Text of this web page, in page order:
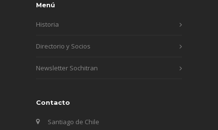
Menú
Historia
Directorio y Socios
Newsletter Sochitran
Contacto
Santiago de Chile